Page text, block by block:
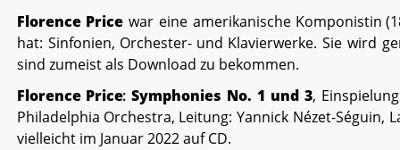
Florence Price war eine amerikanische Komponistin
hat: Sinfonien, Orchester- und Klavierwerke. Sie wird
sind zumeist als Download zu bekommen.
Florence Price: Symphonies No. 1 und 3, Einspielung
Philadelphia Orchestra, Leitung: Yannick Nézet-Séguin,
vielleicht im Januar 2022 auf CD.